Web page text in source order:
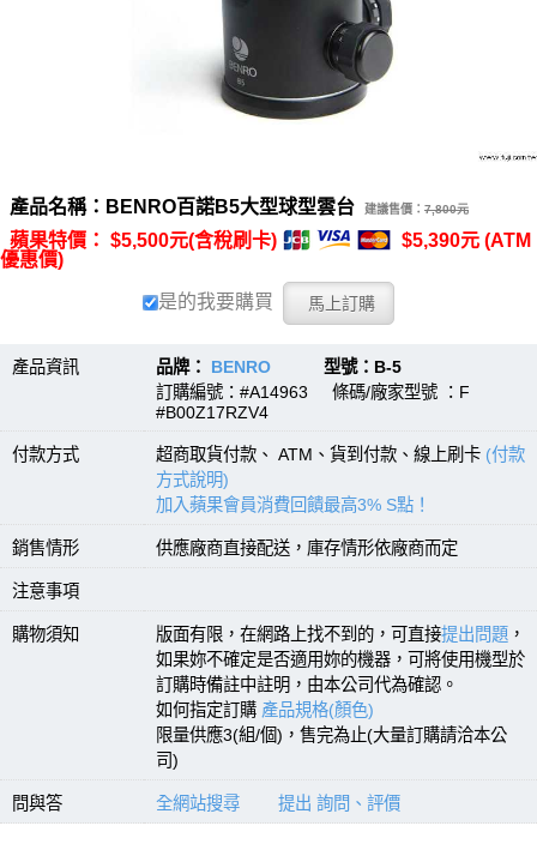
產品名稱：BENRO百諾B5大型球型雲台 建議售價： 7,800元
蘋果特價： $5,500元(含稅刷卡)
$5,390元 (ATM
優惠價)
是的我要購買
產品資訊 品牌： BENRO 型號：B-5
訂購編號：#A14963 條碼/廠家型號 ：F
#B00Z17RZV4
付款方式 超商取貨付款、 ATM、貨到付款、線上刷卡 (付款
方式說明)
加入蘋果會員消費回饋最高3% S點！
銷售情形 供應廠商直接配送，庫存情形依廠商而定
注意事項
購物須知 版面有限，在網路上找不到的，可直接提出問題 ，
如果妳不確定是否適用妳的機器，可將使用機型於
訂購時備註中註明，由本公司代為確認。
如何指定訂購 產品規格(顏色)
限量供應3(組/個)，售完為止(大量訂購請洽本公
司)
問與答 全網站搜尋 提出 詢問、評價